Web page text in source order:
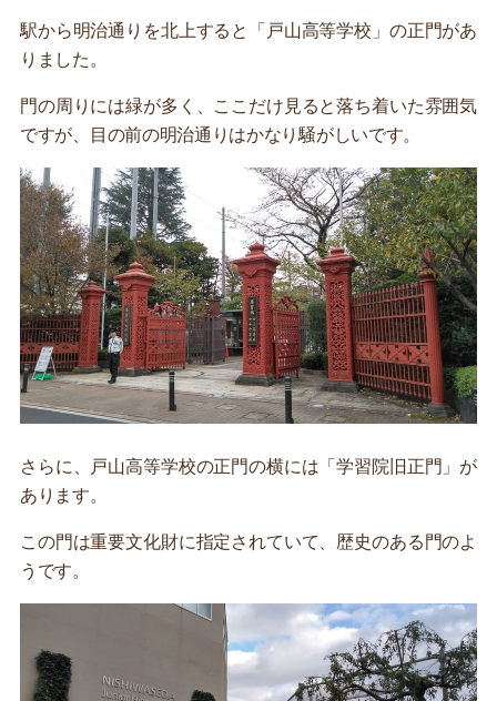
駅から明治通りを北上すると「戸山高等学校」の正門があ
りました。
門の周りには緑が多く、ここだけ見ると落ち着いた雰囲気
ですが、目の前の明治通りはかなり騒がしいです。
さらに、戸山高等学校の正門の横には「学習院旧正門」が
あります。
この門は重要文化財に指定されていて、歴史のある門のよ
うです。